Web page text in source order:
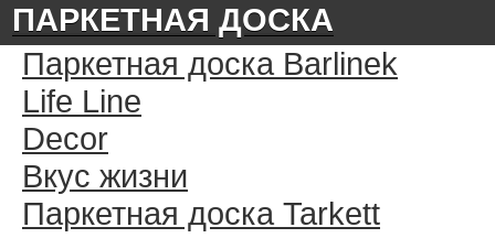
ПАРКЕТНАЯ ДОСКА
Паркетная доска Barlinek
Life Line
Decor
Вкус жизни
Паркетная доска Tarkett